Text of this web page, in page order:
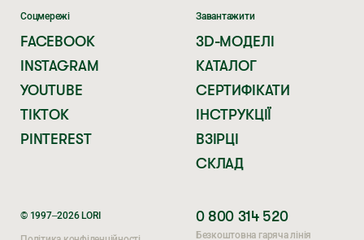
© 1997–2026 LORI
Соцмережі
FACEBOOK
INSTAGRAM
YOUTUBE
TIKTOK
PINTEREST
Завантажити
3D-МОДЕЛІ
КАТАЛОГ
СЕРТИФІКАТИ
ІНСТРУКЦІЇ
ВЗІРЦІ
СКЛАД
0 800 314 520
Безкоштовна гаряча лінія